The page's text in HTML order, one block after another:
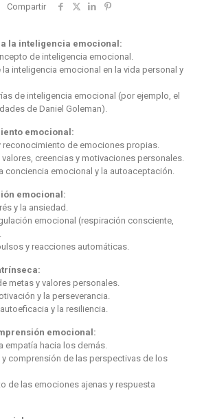
Compartir
la inteligencia emocional:
de inteligencia emocional.
inteligencia emocional en la vida personal y
de inteligencia emocional (por ejemplo, el
de Daniel Goleman).
emocional:
de emociones propias.
creencias y motivaciones personales.
conciencia emocional y la autoaceptación.
emocional:
y la ansiedad.
emocional (respiración consciente,
y reacciones automáticas.
metas y valores personales.
y la perseverancia.
y la resiliencia.
emocional:
empatía hacia los demás.
y comprensión de las perspectivas de los
de las emociones ajenas y respuesta